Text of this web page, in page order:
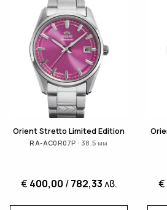
Orient Stretto Limited Edition
RA-AC0R07P · 38.5 мм
€ 400,00 /782,33лв. €